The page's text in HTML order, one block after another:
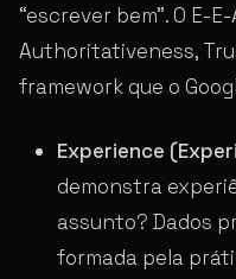
“escrever bem”. O E-
Authoritativeness,
framework que o
Experience
demonstra
assunto? Dados
formada pela